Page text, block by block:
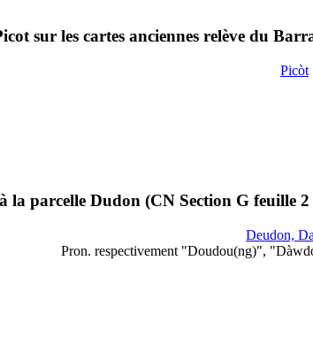
sur les cartes anciennes relève du
Picòt
la parcelle Dudon (CN Section G feuille
Deudon,
Pron. respectivement "Doudou(ng)",